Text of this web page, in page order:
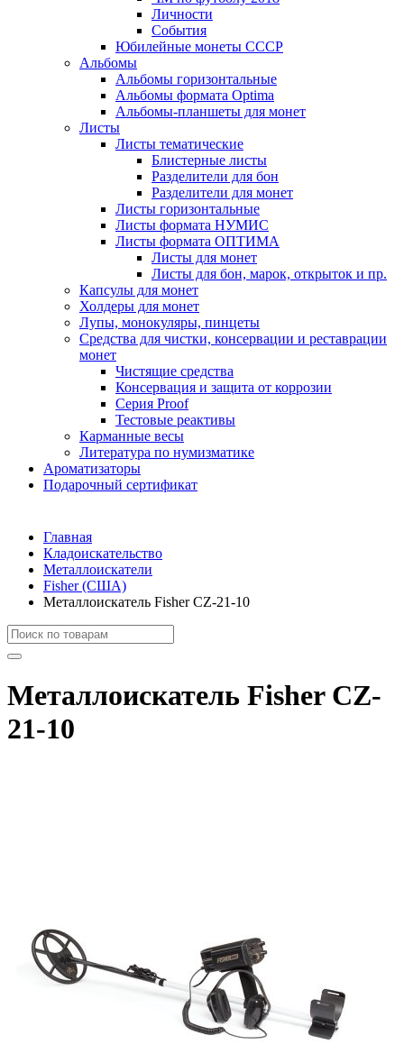
Личности
События
Юбилейные монеты СССР
Альбомы
Альбомы горизонтальные
Альбомы формата Optima
Альбомы-планшеты для монет
Листы
Листы тематические
Блистерные листы
Разделители для бон
Разделители для монет
Листы горизонтальные
Листы формата НУМИС
Листы формата ОПТИМА
Листы для монет
Листы для бон, марок, открыток и пр.
Капсулы для монет
Холдеры для монет
Лупы, монокуляры, пинцеты
Средства для чистки, консервации и реставрации
монет
Чистящие средства
Консервация и защита от коррозии
Серия Proof
Тестовые реактивы
Карманные весы
Литература по нумизматике
Ароматизаторы
Подарочный сертификат
Главная
Кладоискательство
Металлоискатели
Fisher (США)
Металлоискатель Fisher CZ-21-10
Металлоискатель Fisher CZ-
21-10